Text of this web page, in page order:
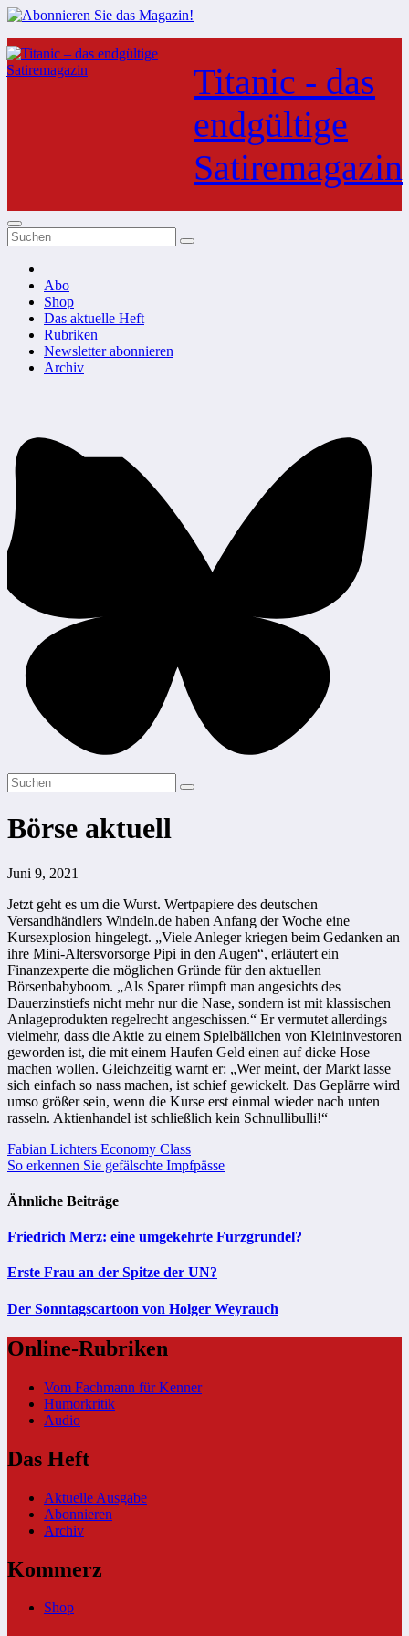
Zum
Inhalt
springen
Titanic - das
endgültige
Satiremagazin
Abo
Shop
Das aktuelle Heft
Rubriken
Newsletter abonnieren
Archiv
Börse aktuell
Juni 9, 2021
Jetzt geht es um die Wurst. Wertpapiere des deutschen
Versandhändlers Windeln.de haben Anfang der Woche eine
Kursexplosion hingelegt. „Viele Anleger kriegen beim Gedanken an
ihre Mini-Altersvorsorge Pipi in den Augen“, erläutert ein
Finanzexperte die möglichen Gründe für den aktuellen
Börsenbabyboom. „Als Sparer rümpft man angesichts des
Dauerzinstiefs nicht mehr nur die Nase, sondern ist mit klassischen
Anlageprodukten regelrecht angeschissen.“ Er vermutet allerdings
vielmehr, dass die Aktie zu einem Spielbällchen von Kleininvestoren
geworden ist, die mit einem Haufen Geld einen auf dicke Hose
machen wollen. Gleichzeitig warnt er: „Wer meint, der Markt lasse
sich einfach so nass machen, ist schief gewickelt. Das Geplärre wird
umso größer sein, wenn die Kurse erst einmal wieder nach unten
rasseln. Aktienhandel ist schließlich kein Schnullibulli!“
Beitragsnavigation
Fabian Lichters Economy Class
So erkennen Sie gefälschte Impfpässe
Ähnliche Beiträge
Friedrich Merz: eine umgekehrte Furzgrundel?
Erste Frau an der Spitze der UN?
Der Sonntagscartoon von Holger Weyrauch
Online-Rubriken
Vom Fachmann für Kenner
Humorkritik
Audio
Das Heft
Aktuelle Ausgabe
Abonnieren
Archiv
Kommerz
Shop